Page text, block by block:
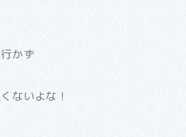
かず
ないよな！